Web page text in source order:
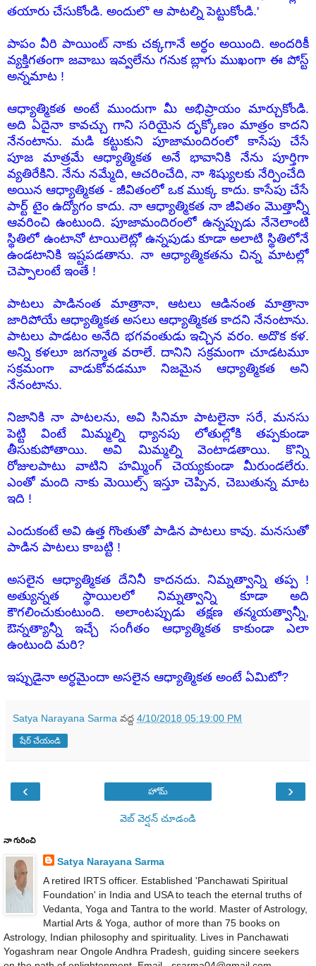
తయారు చేసుకోండి. అందులొ ఆ పాటల్ని పెట్టుకోండి.'
పాపం వీరి పాయింట్ నాకు చక్కగానే అర్ధం అయింది. అందరికీ
వ్యక్తిగతంగా జవాబు ఇవ్వలేను గనుక బ్లాగు ముఖంగా ఈ పోస్ట్
అన్నమాట !
ఆధ్యాత్మికత అంటే ముందుగా మీ అభిప్రాయం మార్చుకోండి.
అది ఏదైనా కావచ్చు గాని సరియైన దృక్కోణం మాత్రం కాదని
నేనంటాను. మడి కట్టుకుని పూజామందిరంలో కాసేపు చేసే
పూజ మాత్రమే ఆధ్యాత్మికత అనే భావానికి నేను పూర్తిగా
వ్యతిరేకిని. నేను నమ్మేది, ఆచరించేది, నా శిష్యులకు నేర్పించేది
అయిన ఆధ్యాత్మికత - జీవితంలో ఒక ముక్క కాదు. కాసేపు చేసే
పార్ట్ టైం ఉద్యోగం కాదు. నా ఆధ్యాత్మికత నా జీవితం మొత్తాన్నీ
ఆవరించి ఉంటుంది. పూజామందిరంలో ఉన్నప్పుడు నేనెలాంటి
స్థితిలో ఉంటానో టాయిలెట్లో ఉన్నపుడు కూడా అలాటి స్థితిలోనే
ఉండటానికి ఇష్టపడతాను. నా ఆధ్యాత్మికతను చిన్న మాటల్లో
చెప్పాలంటే ఇంతే !
పాటలు పాడినంత మాత్రానా, ఆటలు ఆడినంత మాత్రానా
జారిపోయే ఆధ్యాత్మికత అసలు ఆధ్యాత్మికత కాదని నేనంటాను.
పాటలు పాడటం అనేది భగవంతుడు ఇచ్చిన వరం. అదొక కళ.
అన్ని కళలూ జగన్మాత వరాలే. దానిని సక్రమంగా చూడటమూ
సక్రమంగా వాడుకోవడమూ నిజమైన ఆధ్యాత్మికత అని
నేనంటాను.
నిజానికి నా పాటలను, అవి సినిమా పాటలైనా సరే, మనసు
పెట్టి వింటే మిమ్మల్ని ధ్యానపు లోతుల్లోకి తప్పకుండా
తీసుకుపోతాయి. అవి మిమ్మల్ని వెంటాడతాయి. కొన్ని
రోజులపాటు వాటిని హమ్మింగ్ చెయ్యకుండా మీరుండలేరు.
ఎంతో మంది నాకు మెయిల్స్ ఇస్తూ చెప్పిన, చెబుతున్న మాట
ఇది !
ఎందుకంటే అవి ఉత్త గొంతుతో పాడిన పాటలు కావు. మనసుతో
పాడిన పాటలు కాబట్టి !
అసలైన ఆధ్యాత్మికత దేనినీ కాదనదు. నిమ్నత్వాన్ని తప్ప !
అత్యున్నత స్థాయిలలో నిమ్నత్వాన్ని కూడా అది
కౌగలించుకుంటుంది. అలాంటప్పుడు తక్షణ తన్మయత్వాన్నీ,
ఔన్నత్యాన్నీ ఇచ్చే సంగీతం ఆధ్యాత్మికత కాకుండా ఎలా
ఉంటుంది మరి?
ఇప్పుడైనా అర్ధమైందా అసలైన ఆధ్యాత్మికత అంటే ఏమిటో?
Satya Narayana Sarma వద్ద 4/10/2018 05:19:00 PM
షేర్ చేయండి
‹ ›
హోమ్
వెబ్ వెర్షన్‌ చూడండి
నా గురించి
Satya Narayana Sarma
A retired IRTS officer. Established 'Panchawati Spiritual
Foundation' in India and USA to teach the eternal truths of
Vedanta, Yoga and Tantra to the world. Master of Astrology,
Martial Arts & Yoga, author of more than 75 books on
Astrology, Indian philosophy and spirituality. Lives in Panchawati
Yogashram near Ongole Andhra Pradesh, guiding sincere seekers